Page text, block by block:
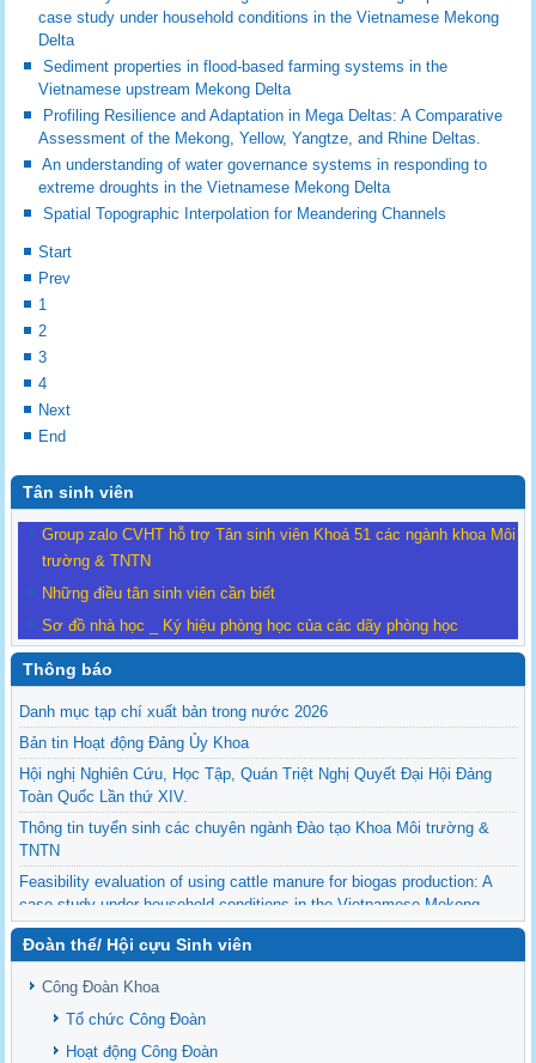
case study under household conditions in the Vietnamese Mekong
Delta
Sediment properties in flood-based farming systems in the
Vietnamese upstream Mekong Delta
Profiling Resilience and Adaptation in Mega Deltas: A Comparative
Assessment of the Mekong, Yellow, Yangtze, and Rhine Deltas.
An understanding of water governance systems in responding to
extreme droughts in the Vietnamese Mekong Delta
Spatial Topographic Interpolation for Meandering Channels
Start
Prev
1
2
3
4
Next
End
Tân sinh viên
Group zalo CVHT hỗ trợ Tân sinh viên Khoá 51 các ngành khoa Môi
trường & TNTN
Những điều tân sinh viên cần biết
Sơ đồ nhà học _ Ký hiệu phòng học của các dãy phòng học
Thông báo
Danh mục tạp chí xuất bản trong nước 2026
Bản tin Hoạt động Đảng Ủy Khoa
Hội nghị Nghiên Cứu, Học Tập, Quán Triệt Nghị Quyết Đại Hội Đảng
Toàn Quốc Lần thứ XIV.
Thông tin tuyển sinh các chuyên ngành Đào tạo Khoa Môi trường &
TNTN
Feasibility evaluation of using cattle manure for biogas production: A
case study under household conditions in the Vietnamese Mekong
Delta
Sediment properties in flood-based farming systems in the Vietnamese
upstream Mekong Delta
Danh mục tạp chí xuất bản Quốc Tế 2026
Danh Mục các Đề Tài NCKH cấp Tỉnh năm 2024
Đoàn thể/ Hội cựu Sinh viên
Công Đoàn Khoa
Tổ chức Công Đoàn
Hoạt động Công Đoàn